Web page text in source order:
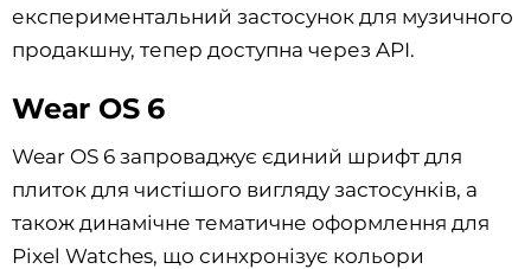
експериментальний застосунок для музичного
продакшну, тепер доступна через API.
Wear OS 6
Wear OS 6 запроваджує єдиний шрифт для
плиток для чистішого вигляду застосунків, а
також динамічне тематичне оформлення для
Pixel Watches, що синхронізує кольори